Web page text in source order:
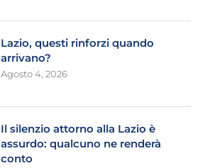
Lazio, questi rinforzi quando
arrivano?
Agosto 4, 2026
Il silenzio attorno alla Lazio è
assurdo: qualcuno ne renderà
conto